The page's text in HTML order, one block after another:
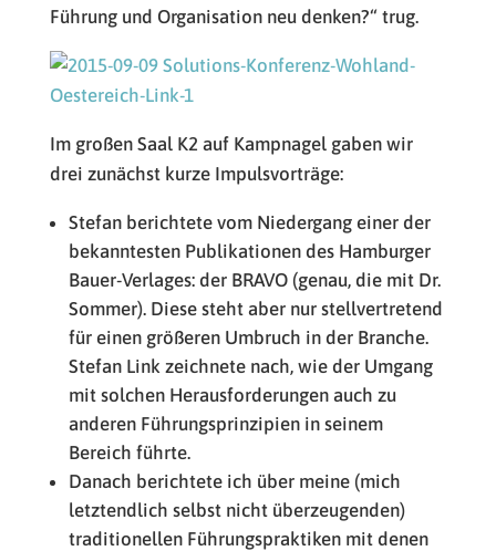
Führung und Organisation neu denken?“ trug.
Im großen Saal K2 auf Kampnagel gaben wir
drei zunächst kurze Impulsvorträge:
Stefan berichtete vom Niedergang einer der
bekanntesten Publikationen des Hamburger
Bauer-Verlages: der BRAVO (genau, die mit Dr.
Sommer). Diese steht aber nur stellvertretend
für einen größeren Umbruch in der Branche.
Stefan Link zeichnete nach, wie der Umgang
mit solchen Herausforderungen auch zu
anderen Führungsprinzipien in seinem
Bereich führte.
Danach berichtete ich über meine (mich
letztendlich selbst nicht überzeugenden)
traditionellen Führungspraktiken mit denen